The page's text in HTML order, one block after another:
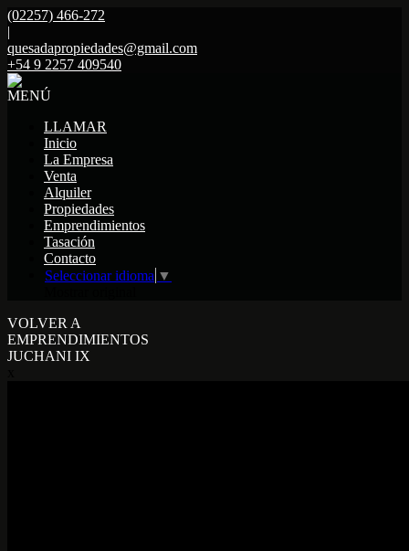
(02257) 466-272
|
quesadapropiedades@gmail.com
+54 9 2257 409540
MENÚ
LLAMAR
Inicio
La Empresa
Venta
Alquiler
Propiedades
Emprendimientos
Tasación
Contacto
Seleccionar idioma ▼
VOLVER A
EMPRENDIMIENTOS
JUCHANI IX